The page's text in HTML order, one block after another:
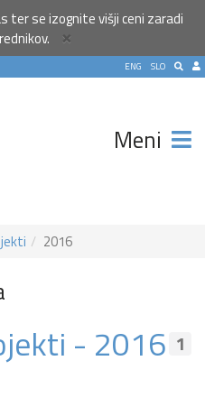
ter se izognite višji ceni zaradi
×
SLO
ENG
Meni
2016
- 2016 1